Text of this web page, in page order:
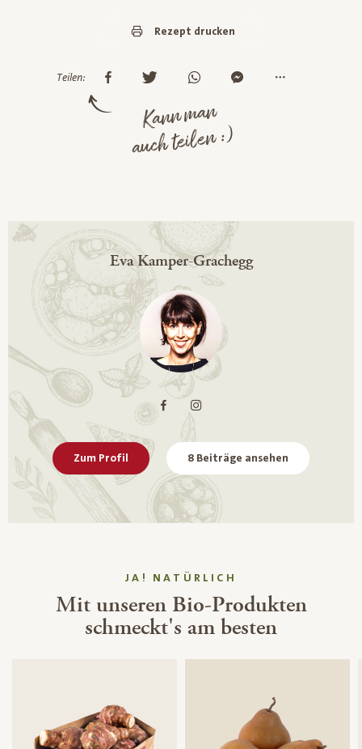
Rezept drucken
Teilen:
Kann man
auch teilen :)
Eva Kamper-Grachegg
Zum Profil 8 Beiträge ansehen
JA! NATÜRLICH
Mit unseren Bio-Produkten
schmeckt's am besten